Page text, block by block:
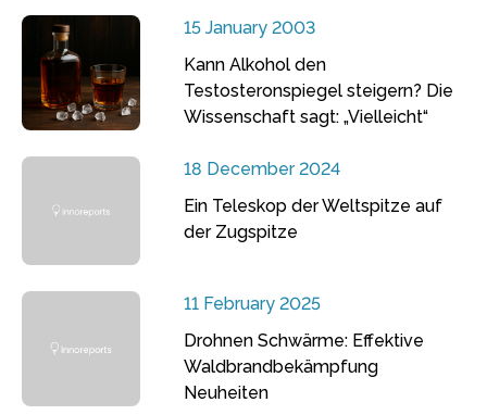
15 January 2003
Kann Alkohol den
Testosteronspiegel steigern? Die
Wissenschaft sagt: „Vielleicht“
18 December 2024
Ein Teleskop der Weltspitze auf
der Zugspitze
11 February 2025
Drohnen Schwärme: Effektive
Waldbrandbekämpfung
Neuheiten